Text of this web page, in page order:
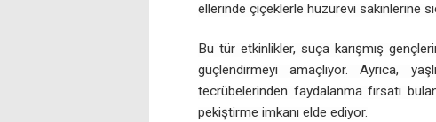
ellerinde çiçeklerle huzurevi sakinlerine
Bu tür etkinlikler, suça karışmış
güçlendirmeyi amaçlıyor. Ayrıca,
tecrübelerinden faydalanma fırsatı
pekiştirme imkanı elde ediyor.